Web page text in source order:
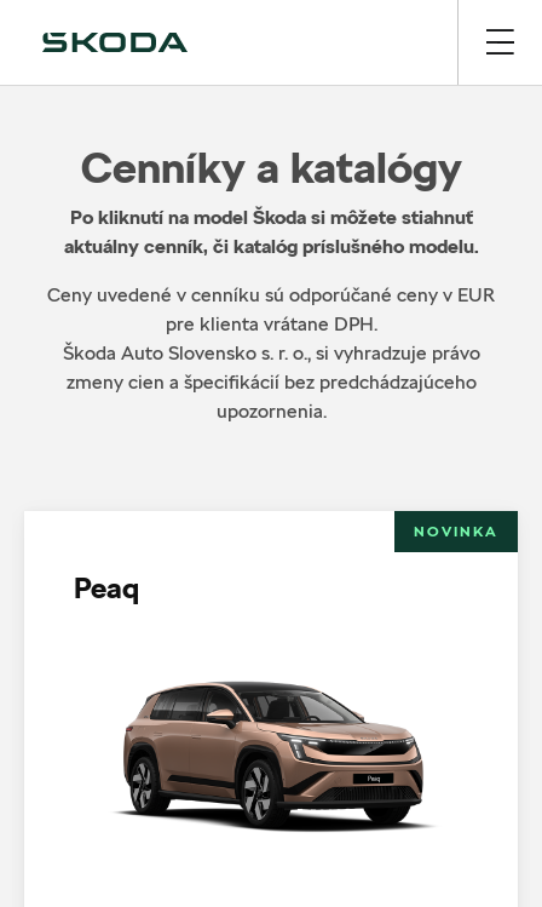
Cenníky a katalógy
Po kliknutí na model Škoda si môžete stiahnuť
aktuálny cenník, či katalóg príslušného modelu.
Ceny uvedené v cenníku sú odporúčané ceny v EUR
pre klienta vrátane DPH.
Škoda Auto Slovensko s. r. o., si vyhradzuje právo
zmeny cien a špecifikácií bez predchádzajúceho
upozornenia.
NOVINKA
Peaq